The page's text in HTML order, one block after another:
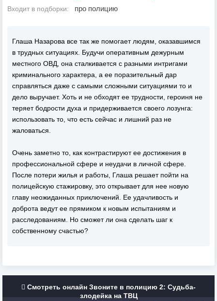
Входит в подборки: про полицию
Глаша Назарова все так же помогает людям, оказавшимся
в трудных ситуациях. Будучи оперативным дежурным
местного ОВД, она сталкивается с разными интригами
криминального характера, а ее поразительный дар
справляться даже с самыми сложными ситуациями то и
дело выручает. Хоть и не обходят ее трудности, героиня не
теряет бодрости духа и придерживается своего лозунга:
использовать то, что есть сейчас и лишний раз не
жаловаться.
Очень заметно то, как контрастируют ее достижения в
профессиональной сфере и неудачи в личной сфере.
После потери жилья и работы, Глаша решает пойти на
полицейскую стажировку, это открывает для нее новую
главу неожиданных приключений. Ее удачливость и
доброта ведут ее прямиком к новым испытаниям и
расследованиям. Но сможет ли она сделать шаг к
собственному счастью?
Смотреть онлайн Звоните в полицию 2: Судьба-
злодейка на ТВЦ